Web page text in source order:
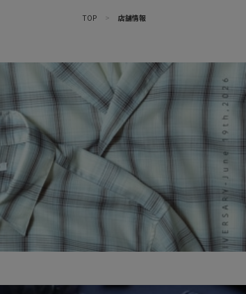
TOP > 店舗情報